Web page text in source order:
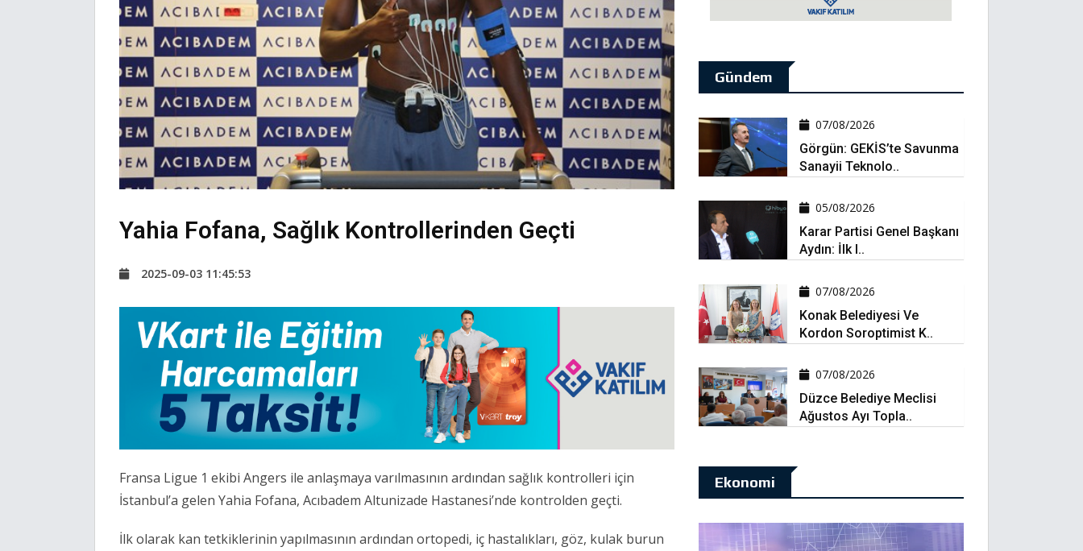
Yahia Fofana, Sağlık Kontrollerinden Geçti
2025-09-03 11:45:53
Fransa Ligue 1 ekibi Angers ile anlaşmaya varılmasının ardından sağlık kontrolleri için
İstanbul’a gelen Yahia Fofana, Acıbadem Altunizade Hastanesi’nde kontrolden geçti.
İlk olarak kan tetkiklerinin yapılmasının ardından ortopedi, iç hastalıkları, göz, kulak burun
Gündem
07/08/2026
Görgün: GEKİS’te Savunma
Sanayii Teknolo..
05/08/2026
Karar Partisi Genel Başkanı
Aydın: İlk I..
07/08/2026
Konak Belediyesi Ve
Kordon Soroptimist K..
07/08/2026
Düzce Belediye Meclisi
Ağustos Ayı Topla..
Ekonomi